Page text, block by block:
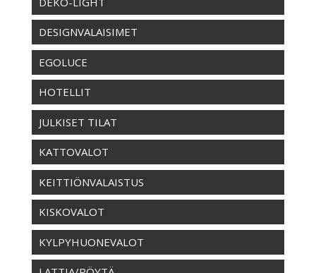
DESIGNVALAISIMET
EGOLUCE
HOTELLIT
JULKISET TILAT
KATTOVALOT
KEITTIÖNVALAISTUS
KISKOVALOT
KYLPYHUONEVALOT